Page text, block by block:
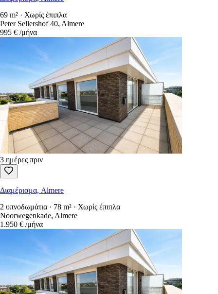
69 m² · Χωρίς έπιπλα
Peter Sellershof 40, Almere
995 € /μήνα
3 ημέρες πριν
Διαμέρισμα, Almere
2 υπνοδωμάτια · 78 m² · Χωρίς έπιπλα
Noorwegenkade, Almere
1.950 € /μήνα